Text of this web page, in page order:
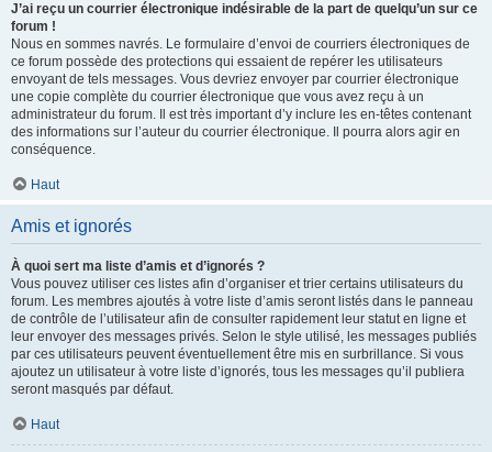
J’ai reçu un courrier électronique indésirable de la part de quelqu’un sur ce
forum !
Nous en sommes navrés. Le formulaire d’envoi de courriers électroniques de
ce forum possède des protections qui essaient de repérer les utilisateurs
envoyant de tels messages. Vous devriez envoyer par courrier électronique
une copie complète du courrier électronique que vous avez reçu à un
administrateur du forum. Il est très important d’y inclure les en-têtes contenant
des informations sur l’auteur du courrier électronique. Il pourra alors agir en
conséquence.
Haut
Amis et ignorés
À quoi sert ma liste d’amis et d’ignorés ?
Vous pouvez utiliser ces listes afin d’organiser et trier certains utilisateurs du
forum. Les membres ajoutés à votre liste d’amis seront listés dans le panneau
de contrôle de l’utilisateur afin de consulter rapidement leur statut en ligne et
leur envoyer des messages privés. Selon le style utilisé, les messages publiés
par ces utilisateurs peuvent éventuellement être mis en surbrillance. Si vous
ajoutez un utilisateur à votre liste d’ignorés, tous les messages qu’il publiera
seront masqués par défaut.
Haut